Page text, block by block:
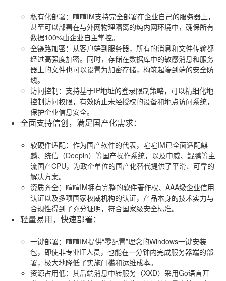
私有化部署：喧喧IM支持完全部署在企业自己的服务器上，
甚至可以部署在与外网物理隔离的纯内网环境中，确保所有
数据100%由企业自主掌控。
全链路加密：从客户端到服务器，所有的消息和文件传输都
经过高强度加密。同时，存储在数据库中的敏感消息和服务
器上的文件也可以设置为加密存储，构筑起端到端的安全防
线。
访问控制：支持基于IP地址的登录限制策略，可以精细化地
控制访问权限，有效防止未经授权的设备和地点访问系统，
保护企业信息安全。
全面支持信创，满足国产化需求 ：
软硬件适配：作为国产软件的代表，喧喧IM已全面适配麒
麟、统信（Deepin）等国产操作系统，以及申威、鲲鹏等主
流国产CPU，为政企单位的国产化替代提供了平滑、可靠的
解决方案。
资质齐全：喧喧IM拥有完整的软件著作权、AAA级企业信用
认证以及多项国家权威机构的认证，产品本身的技术实力与
合规性得到了充分证明，符合国家级安全标准。
轻量易用，快速部署：
一键部署：喧喧IM提供“零配置”理念的Windows一键安装
包，即使非专业IT人员，也能在一分钟内完成服务器端的部
署，极大地降低了实施门槛和运维成本。
资源占用低：其后端消息中转服务（XXD）采用Go语言开